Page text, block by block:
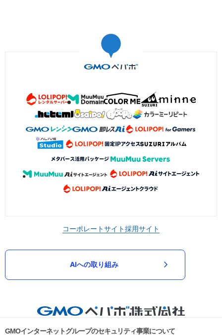
コーポレートサイト採用サイト
AIへの取り組み
GMOインターネットグループのセキュリティ事業について